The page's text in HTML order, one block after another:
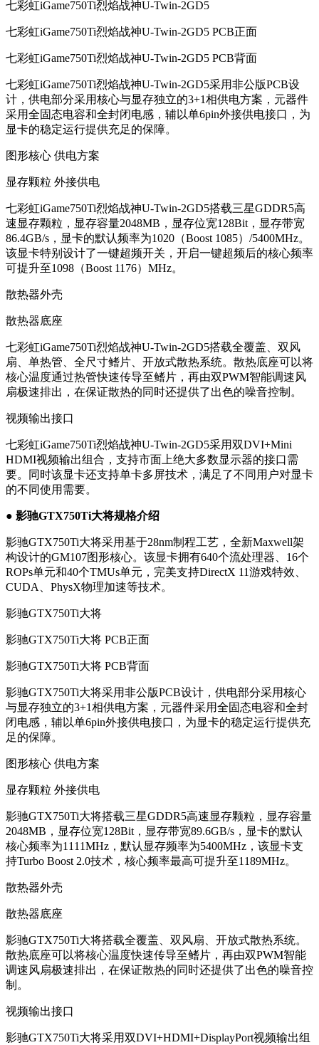
七彩虹iGame750Ti烈焰战神U-Twin-2GD5
七彩虹iGame750Ti烈焰战神U-Twin-2GD5 PCB正面
七彩虹iGame750Ti烈焰战神U-Twin-2GD5 PCB背面
七彩虹iGame750Ti烈焰战神U-Twin-2GD5采用非公版PCB设
计，供电部分采用核心与显存独立的3+1相供电方案，元器件
采用全固态电容和全封闭电感，辅以单6pin外接供电接口，为
显卡的稳定运行提供充足的保障。
图形核心 供电方案
显存颗粒 外接供电
七彩虹iGame750Ti烈焰战神U-Twin-2GD5搭载三星GDDR5高
速显存颗粒，显存容量2048MB，显存位宽128Bit，显存带宽
86.4GB/s，显卡的默认频率为1020（Boost 1085）/5400MHz。
该显卡特别设计了一键超频开关，开启一键超频后的核心频率
可提升至1098（Boost 1176）MHz。
散热器外壳
散热器底座
七彩虹iGame750Ti烈焰战神U-Twin-2GD5搭载全覆盖、双风
扇、单热管、全尺寸鳍片、开放式散热系统。散热底座可以将
核心温度通过热管快速传导至鳍片，再由双PWM智能调速风
扇极速排出，在保证散热的同时还提供了出色的噪音控制。
视频输出接口
七彩虹iGame750Ti烈焰战神U-Twin-2GD5采用双DVI+Mini
HDMI视频输出组合，支持市面上绝大多数显示器的接口需
要。同时该显卡还支持单卡多屏技术，满足了不同用户对显卡
的不同使用需要。
● 影驰GTX750Ti大将规格介绍
影驰GTX750Ti大将采用基于28nm制程工艺，全新Maxwell架
构设计的GM107图形核心。该显卡拥有640个流处理器、16个
ROPs单元和40个TMUs单元，完美支持DirectX 11游戏特效、
CUDA、PhysX物理加速等技术。
影驰GTX750Ti大将
影驰GTX750Ti大将 PCB正面
影驰GTX750Ti大将 PCB背面
影驰GTX750Ti大将采用非公版PCB设计，供电部分采用核心
与显存独立的3+1相供电方案，元器件采用全固态电容和全封
闭电感，辅以单6pin外接供电接口，为显卡的稳定运行提供充
足的保障。
图形核心 供电方案
显存颗粒 外接供电
影驰GTX750Ti大将搭载三星GDDR5高速显存颗粒，显存容量
2048MB，显存位宽128Bit，显存带宽89.6GB/s，显卡的默认
核心频率为1111MHz，默认显存频率为5400MHz，该显卡支
持Turbo Boost 2.0技术，核心频率最高可提升至1189MHz。
散热器外壳
散热器底座
影驰GTX750Ti大将搭载全覆盖、双风扇、开放式散热系统。
散热底座可以将核心温度快速传导至鳍片，再由双PWM智能
调速风扇极速排出，在保证散热的同时还提供了出色的噪音控
制。
视频输出接口
影驰GTX750Ti大将采用双DVI+HDMI+DisplayPort视频输出组